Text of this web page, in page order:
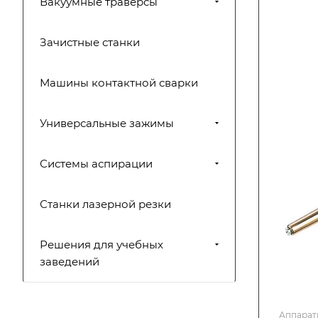
Зачистные станки
Машины контактной сварки
Универсальные зажимы
Системы аспирации
Станки лазерной резки
Решения для учебных
заведений